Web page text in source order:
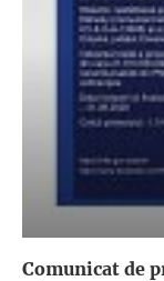
Comunicat de